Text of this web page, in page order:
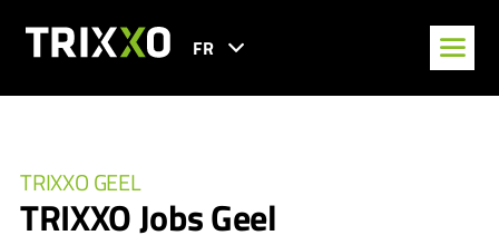
FR
TRIXXO GEEL
TRIXXO Jobs Geel